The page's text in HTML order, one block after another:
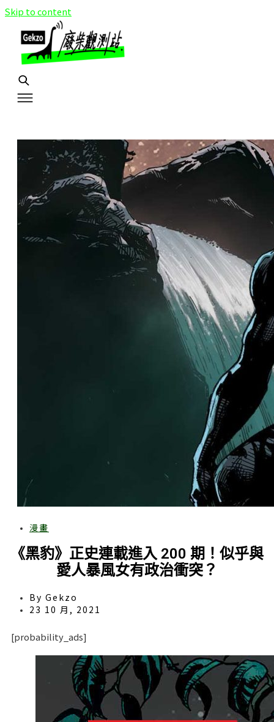
Skip to content
《黑豹》正史連載進入 200 期！似乎與
愛人暴風女有政治衝突？
By Gekzo
23 10 月, 2021
[probability_ads]